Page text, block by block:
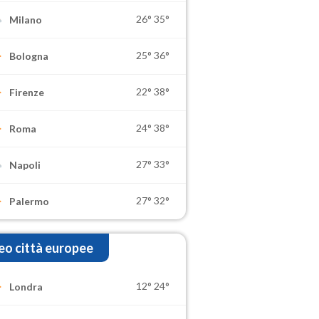
Milano 26° 35°
Bologna 25° 36°
Firenze 22° 38°
Roma 24° 38°
Napoli 27° 33°
Palermo 27° 32°
città europee
Londra 12° 24°